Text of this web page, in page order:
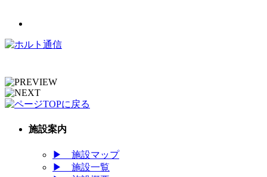
施設案内
▶ 施設マップ
▶ 施設一覧